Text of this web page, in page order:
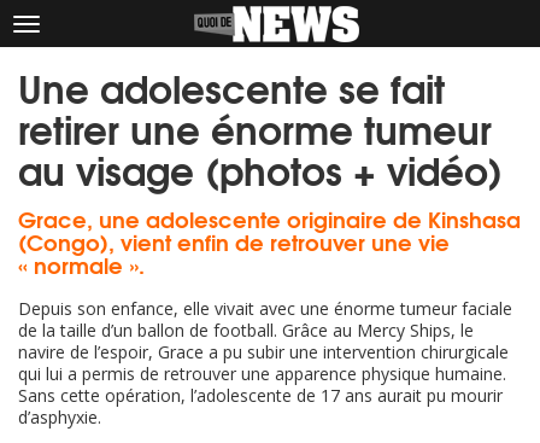
Afficher
menu
Une adolescente se fait
retirer une énorme tumeur
au visage (photos + vidéo)
Grace, une adolescente originaire de Kinshasa
(Congo), vient enfin de retrouver une vie
« normale ».
Depuis son enfance, elle vivait avec une énorme tumeur faciale
de la taille d’un ballon de football. Grâce au Mercy Ships, le
navire de l’espoir, Grace a pu subir une intervention chirurgicale
qui lui a permis de retrouver une apparence physique humaine.
Sans cette opération, l’adolescente de 17 ans aurait pu mourir
d’asphyxie.